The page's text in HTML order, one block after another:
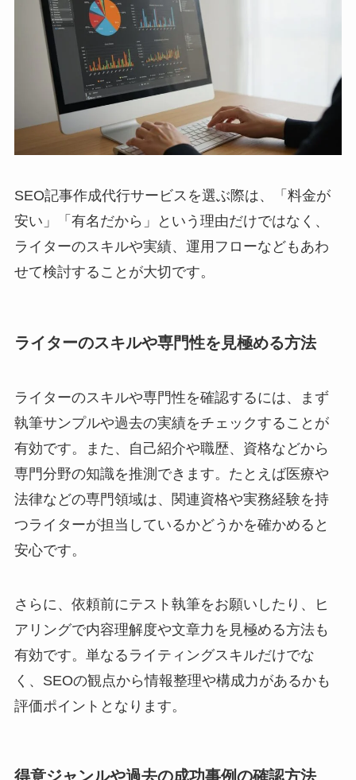
SEO記事作成代行サービスを選ぶ際は、「料金が
安い」「有名だから」という理由だけではなく、
ライターのスキルや実績、運用フローなどもあわ
せて検討することが大切です。
ライターのスキルや専門性を見極める方法
ライターのスキルや専門性を確認するには、まず
執筆サンプルや過去の実績をチェックすることが
有効です。また、自己紹介や職歴、資格などから
専門分野の知識を推測できます。たとえば医療や
法律などの専門領域は、関連資格や実務経験を持
つライターが担当しているかどうかを確かめると
安心です。
さらに、依頼前にテスト執筆をお願いしたり、ヒ
アリングで内容理解度や文章力を見極める方法も
有効です。単なるライティングスキルだけでな
く、SEOの観点から情報整理や構成力があるかも
評価ポイントとなります。
得意ジャンルや過去の成功事例の確認方法